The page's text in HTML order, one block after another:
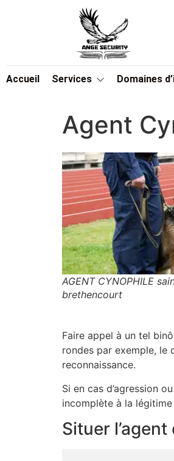
Accueil Services Domaines
Agent
AGENT CYNOPHILE
brethencourt
Faire appel à un tel
rondes par exemple, le
reconnaissance.
Si en cas d’agression
incomplète à la
Situer